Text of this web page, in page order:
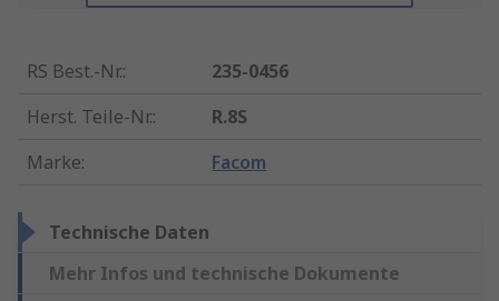
RS Best.-Nr.:
235-0456
Herst. Teile-Nr.:
R.8S
Marke: Facom
Technische Daten
Mehr Infos und technische Dokumente